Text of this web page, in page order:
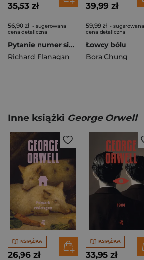
35,53 zł
56,90 zł - sugerowana
cena detaliczna
Pytanie numer siedem
Richard Flanagan
39,99 zł
59,99 zł - sugerowana
cena detaliczna
Łowcy bólu
Bora Chung
Inne książki George Orwell
KSIĄŻKA
26,96 zł
KSIĄŻKA
33,95 zł